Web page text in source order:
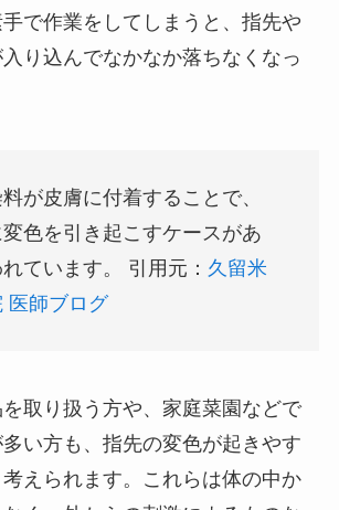
で作業をしてしまうと、指先や
り込んでなかなか落ちなくなっ
が皮膚に付着することで、
色を引き起こすケースがあ
ています。 引用元： 久留米
医師ブログ
取り扱う方や、家庭菜園などで
い方も、指先の変色が起きやす
えられます。これらは体の中か